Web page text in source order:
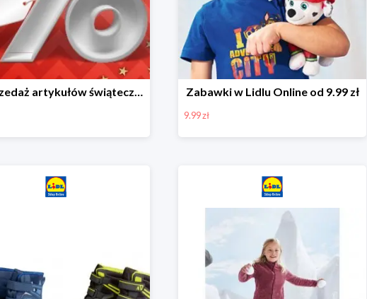
Wyprzedaż artykułów świątecznych w Lidlu Online Zabawki w Lidlu Online od 9.99 zł
9.99 zł